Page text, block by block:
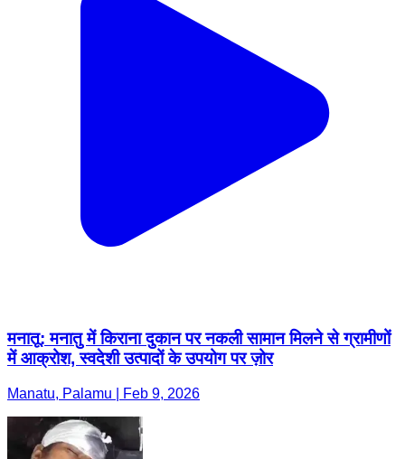
मनातू: मनातु में किराना दुकान पर नकली सामान मिलने से ग्रामीणों
में आक्रोश, स्वदेशी उत्पादों के उपयोग पर ज़ोर
Manatu, Palamu | Feb 9, 2026